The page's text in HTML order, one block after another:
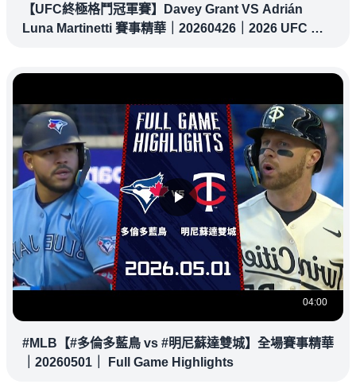
【UFC終極格鬥冠軍賽】Davey Grant VS Adrián
Luna Martinetti 賽事精華｜20260426｜2026 UFC 鎖
04:00
#MLB【#多倫多藍鳥 vs #明尼蘇達雙城】全場賽事精華
｜20260501｜ Full Game Highlights